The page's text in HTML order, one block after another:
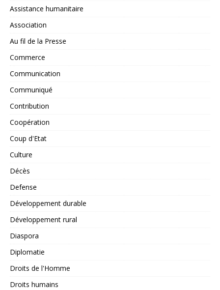
Assistance humanitaire
Association
Au fil de la Presse
Commerce
Communication
Communiqué
Contribution
Coopération
Coup d'Etat
Culture
Décès
Defense
Développement durable
Développement rural
Diaspora
Diplomatie
Droits de l'Homme
Droits humains